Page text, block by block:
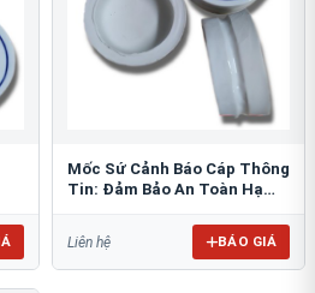
Mốc Sứ Cảnh Báo Cáp Thông
Tin: Đảm Bảo An Toàn Hạ
Liên hệ BÁO GIÁ